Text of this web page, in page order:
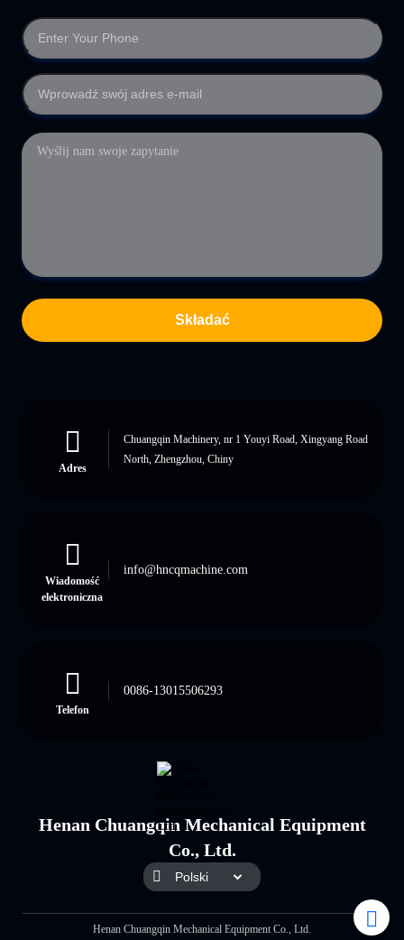
Składać
Adres
Chuangqin Machinery, nr 1 Youyi Road, Xingyang Road
North, Zhengzhou, Chiny
Wiadomość
elektroniczna
info@hncqmachine.com
Telefon
0086-13015506293
Henan Chuangqin Mechanical Equipment
Co., Ltd.
Henan Chuangqin Mechanical Equipment Co., Ltd.